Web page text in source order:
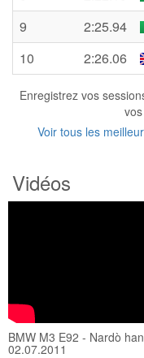
9
2:25.94
10
2:26.06
Enregistrez vos
Voir tous les
Vidéos
BMW M3 E92 - Nardò
02.07.2011